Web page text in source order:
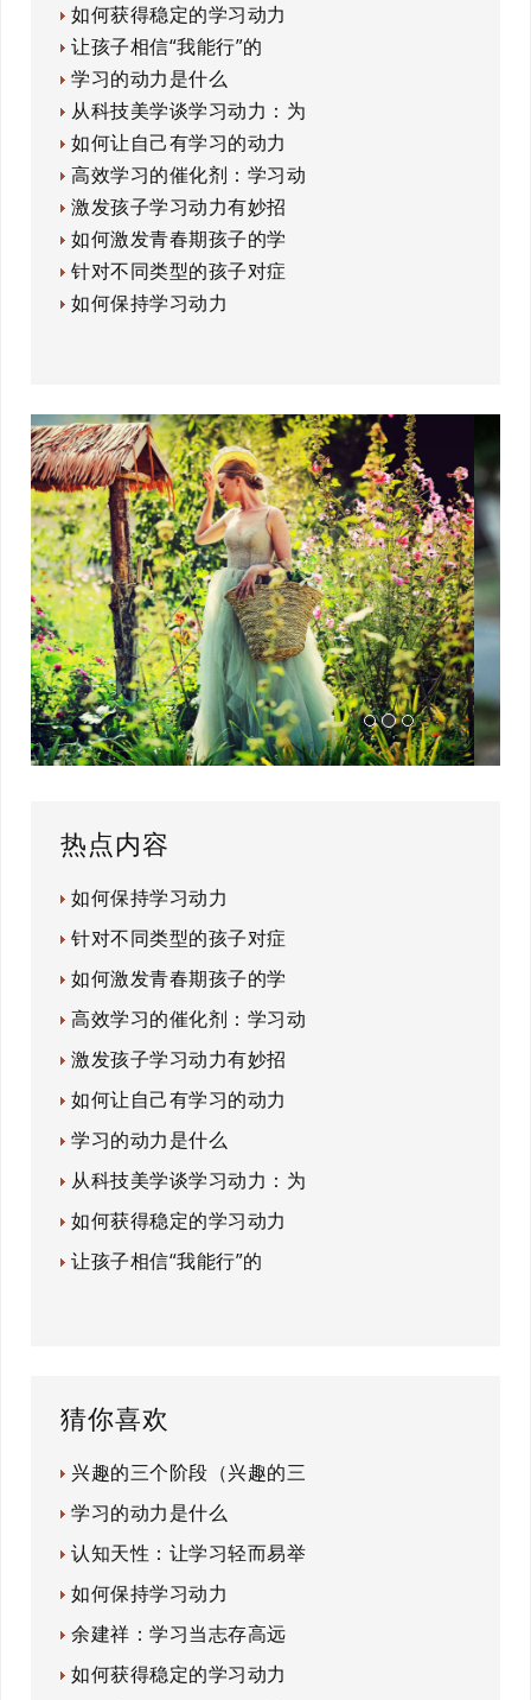
如何获得稳定的学习动力
让孩子相信“我能行”的
学习的动力是什么
从科技美学谈学习动力：为
如何让自己有学习的动力
高效学习的催化剂：学习动
激发孩子学习动力有妙招
如何激发青春期孩子的学
针对不同类型的孩子对症
如何保持学习动力
热点内容
如何保持学习动力
针对不同类型的孩子对症
如何激发青春期孩子的学
高效学习的催化剂：学习动
激发孩子学习动力有妙招
如何让自己有学习的动力
学习的动力是什么
从科技美学谈学习动力：为
如何获得稳定的学习动力
让孩子相信“我能行”的
猜你喜欢
兴趣的三个阶段（兴趣的三
学习的动力是什么
认知天性：让学习轻而易举
如何保持学习动力
余建祥：学习当志存高远
如何获得稳定的学习动力